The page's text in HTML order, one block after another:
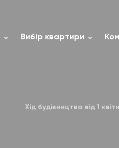
Вибір квартири
Хід будівництва від 1